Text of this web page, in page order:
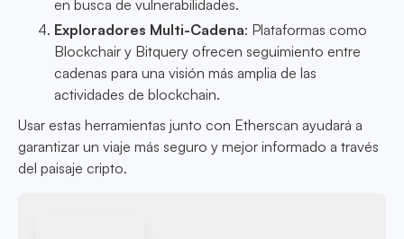
en busca de vulnerabilidades.
Exploradores Multi-Cadena: Plataformas como
Blockchair y Bitquery ofrecen seguimiento entre
cadenas para una visión más amplia de las
actividades de blockchain.
Usar estas herramientas junto con Etherscan ayudará a
garantizar un viaje más seguro y mejor informado a través
del paisaje cripto.